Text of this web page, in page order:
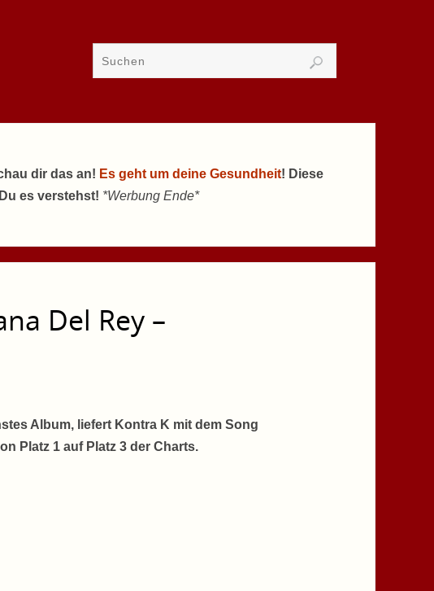
dir das an! Es geht um deine Gesundheit! Diese
es verstehst! *Werbung Ende*
Del Rey –
Album, liefert Kontra K mit dem Song
Platz 1 auf Platz 3 der Charts.